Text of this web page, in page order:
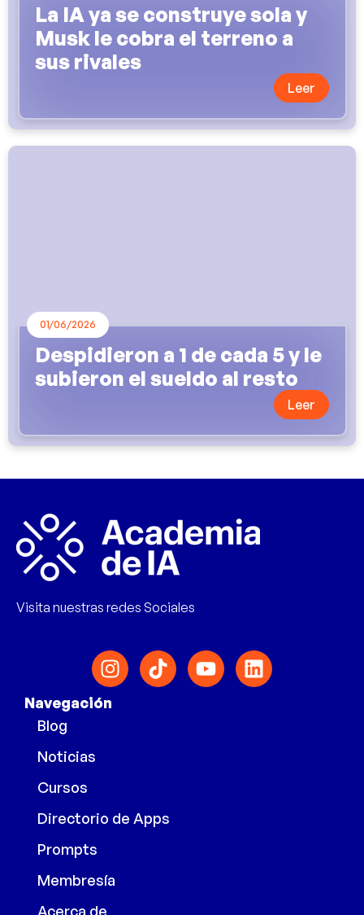
La IA ya se construye sola y
Musk le cobra el terreno a
sus rivales
Leer
01/06/2026
Despidieron a 1 de cada 5 y le
subieron el sueldo al resto
Leer
Visita nuestras redes Sociales
Navegación
Blog
Noticias
Cursos
Directorio de Apps
Prompts
Membresía
Acerca de